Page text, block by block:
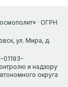
· ОГРН
ул. Мира, д.
01193-
и надзору
округа